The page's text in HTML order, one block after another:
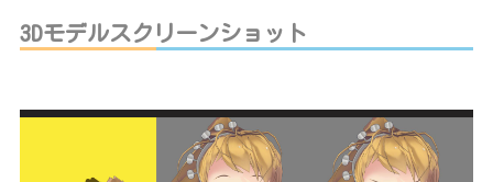
3Dモデルスクリーンショット